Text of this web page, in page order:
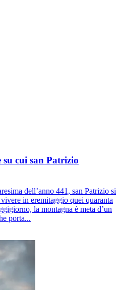
cui san Patrizio
dell’anno 441, san Patrizio si
in eremitaggio quei quaranta
la montagna è meta d’un
porta...